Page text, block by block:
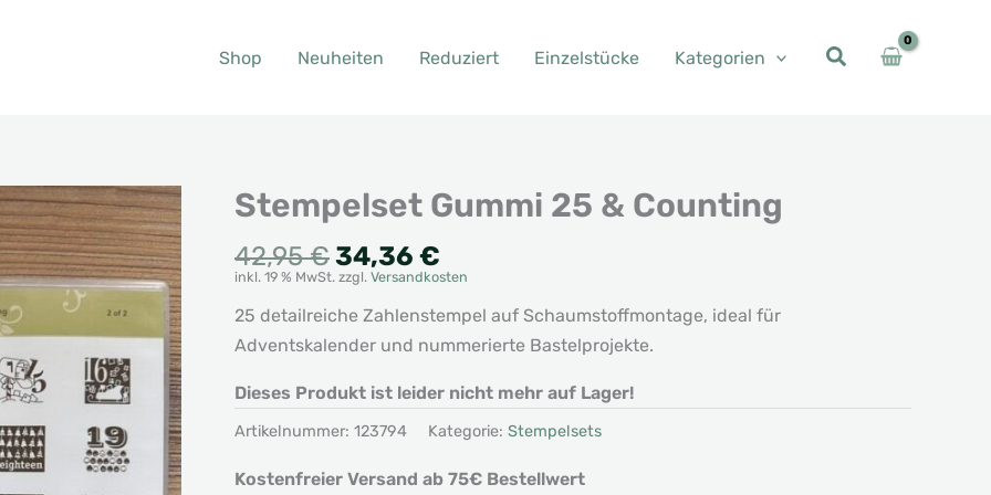
Shop Neuheiten Reduziert Einzelstücke Kategorien
Stempelset Gummi 25 & Counting
42,95€Ursprünglicher
Preis
war:
42,95 €
34,36 €
Preis
ist:
34,36 €.
inkl. 19 % MwSt. zzgl. Versandkosten
25 detailreiche Zahlenstempel auf Schaumstoffmontage, ideal für
Adventskalender und nummerierte Bastelprojekte.
Dieses Produkt ist leider nicht mehr auf Lager!
Artikelnummer: 123794 Kategorie: Stempelsets
Kostenfreier Versand ab 75€ Bestellwert